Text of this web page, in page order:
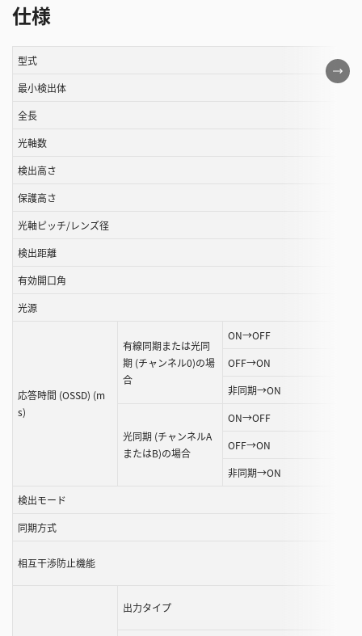
仕様
こ
の
型式
最小検出体
全長
光軸数
検出高さ
保護高さ
光軸ピッチ/レンズ径
検出距離
有効開口角
光源
応答時間 (OSSD) (m
s)
有線同期または光同
期 (チャンネル0)の場
合
ON→OFF
OFF→ON
非同期→ON
光同期 (チャンネルA
またはB)の場合
ON→OFF
OFF→ON
非同期→ON
検出モード
同期方式
相互干渉防止機能
出力タイプ